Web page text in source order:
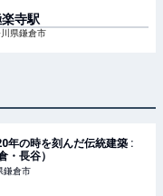
寺駅
県鎌倉市
年の時を刻んだ伝統建築 :
長谷）
鎌倉市